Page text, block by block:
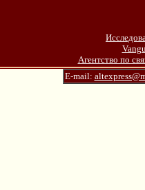
Агентство по
E-mail: